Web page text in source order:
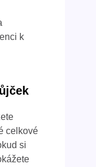
k
celkové
si